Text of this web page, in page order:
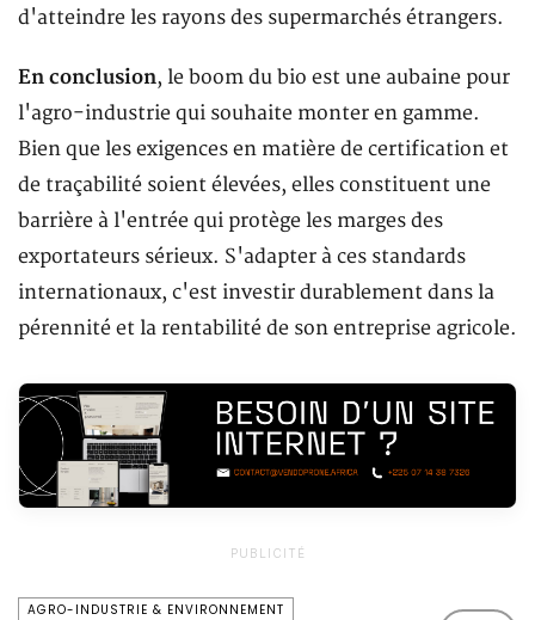
d'atteindre les rayons des supermarchés étrangers.
En conclusion, le boom du bio est une aubaine pour
l'agro-industrie qui souhaite monter en gamme.
Bien que les exigences en matière de certification et
de traçabilité soient élevées, elles constituent une
barrière à l'entrée qui protège les marges des
exportateurs sérieux. S'adapter à ces standards
internationaux, c'est investir durablement dans la
pérennité et la rentabilité de son entreprise agricole.
PUBLICITÉ
AGRO-INDUSTRIE & ENVIRONNEMENT